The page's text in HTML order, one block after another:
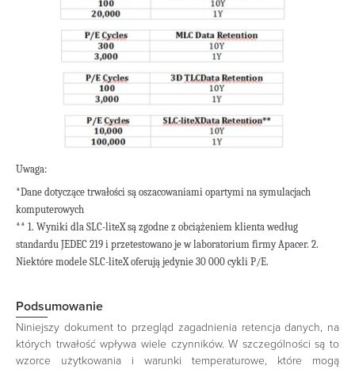
Uwaga:
*Dane dotyczące trwałości są oszacowaniami opartymi na symulacjach
komputerowych
** 1. Wyniki dla SLC-liteX są zgodne z obciążeniem klienta według
standardu JEDEC 219 i przetestowano je w laboratorium firmy Apacer. 2.
Niektóre modele SLC-liteX oferują jedynie 30 000 cykli P/E.
Podsumowanie
Niniejszy dokument to przegląd zagadnienia retencja danych, na
których trwałość wpływa wiele czynników. W szczególności są to
wzorce użytkowania i warunki temperaturowe, które mogą